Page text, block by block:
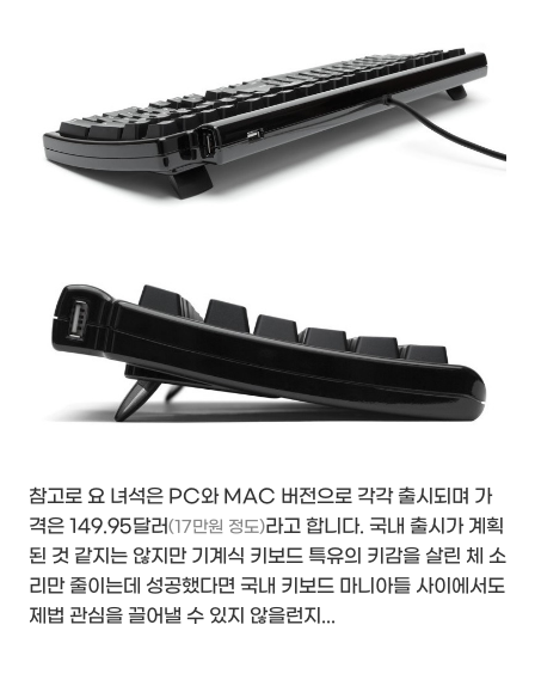
참고로 요 녀석은 PC와 MAC 버전으로 각각 출시되며 가
격은 149.95달러(17만원 정도)라고 합니다. 국내 출시가 계획
된 것 같지는 않지만 기계식 키보드 특유의 키감을 살린 체 소
리만 줄이는데 성공했다면 국내 키보드 마니아들 사이에서도
제법 관심을 끌어낼 수 있지 않을런지...